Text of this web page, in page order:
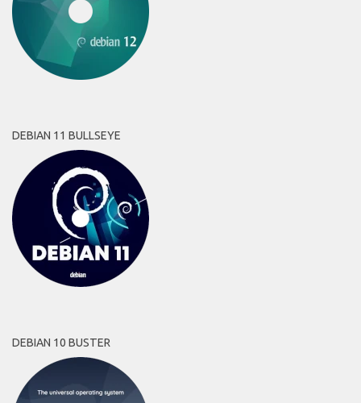
DEBIAN 11 BULLSEYE
DEBIAN 10 BUSTER